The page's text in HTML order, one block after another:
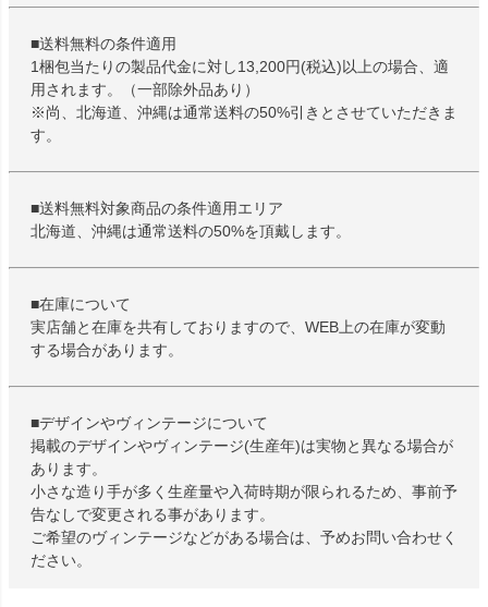
■送料無料の条件適用
1梱包当たりの製品代金に対し13,200円(税込)以上の場合、適
用されます。（一部除外品あり）
※尚、北海道、沖縄は通常送料の50%引きとさせていただきま
す。
■送料無料対象商品の条件適用エリア
北海道、沖縄は通常送料の50%を頂戴します。
■在庫について
実店舗と在庫を共有しておりますので、WEB上の在庫が変動
する場合があります。
■デザインやヴィンテージについて
掲載のデザインやヴィンテージ(生産年)は実物と異なる場合が
あります。
小さな造り手が多く生産量や入荷時期が限られるため、事前予
告なしで変更される事があります。
ご希望のヴィンテージなどがある場合は、予めお問い合わせく
ださい。